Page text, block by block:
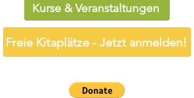
Kurse & Veranstaltungen
Freie Kitaplätze - Jetzt anmelden!